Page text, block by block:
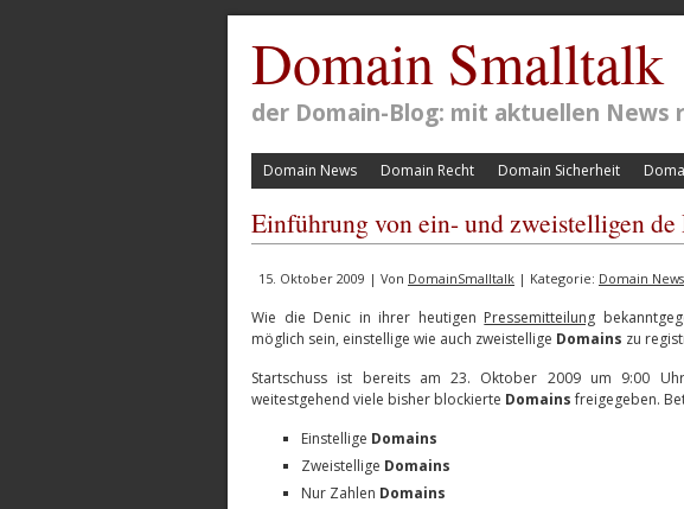
Domain Smalltalk
der Domain-Blog: mit aktuellen News
Domain News Domain Recht Domain Sicherheit
Einführung von ein- und zweistelligen de
15. Oktober 2009 | Von DomainSmalltalk | Kategorie: Domain News
Wie die Denic in ihrer heutigen Pressemitteilung
möglich sein, einstellige wie auch zweistellige Domains zu
Startschuss ist bereits am 23. Oktober 2009 um 9:00
weitestgehend viele bisher blockierte Domainsfreigegeben.
Einstellige Domains
Zweistellige Domains
Nur Zahlen Domains